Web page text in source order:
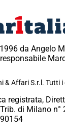
da Angelo
& Affari S.r.l. Tutti
registrata,
di Milano n°